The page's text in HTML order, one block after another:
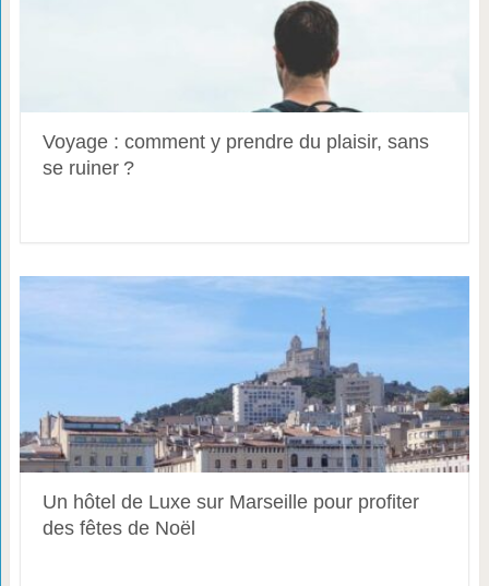
Voyage : comment y prendre du plaisir, sans
se ruiner ?
Un hôtel de Luxe sur Marseille pour profiter
des fêtes de Noël